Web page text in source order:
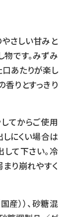
さしい甘みと
です。みずみ
口あたりが楽し
香りとすっきり
てからご使用
しにくい場合は
て下さい。冷
り崩れやすく
産））、砂糖混